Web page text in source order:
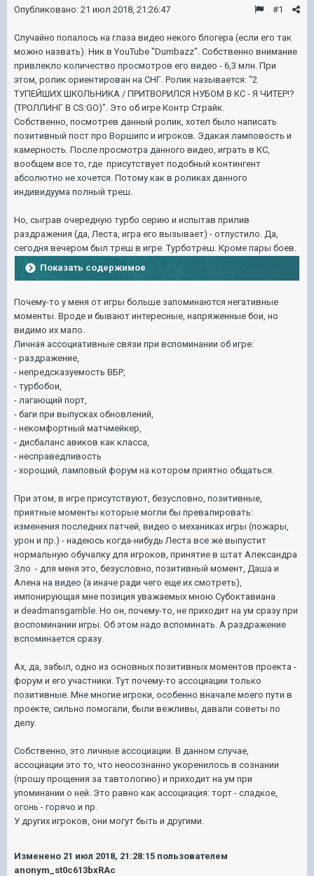
#1
Опубликовано: 21 июл 2018, 21:26:47
Случайно попалось на глаза видео некого блогера (если его так
можно назвать). Ник в YouTube "Dumbazz". Собственно внимание
привлекло количество просмотров его видео - 6,3 млн. При
этом, ролик ориентирован на СНГ. Ролик называется: "2
ТУПЕЙШИХ ШКОЛЬНИКА / ПРИТВОРИЛСЯ НУБОМ В КС - Я ЧИТЕР!?
(ТРОЛЛИНГ В CS:GO)". Это об игре Контр Страйк.
Собственно, посмотрев данный ролик, хотел было написать
позитивный пост про Воршипс и игроков. Эдакая ламповость и
камерность. После просмотра данного видео, играть в КС,
вообщем все то, где присутствует подобный контингент
абсолютно не хочется. Потому как в роликах данного
индивидуума полный треш.
Но, сыграв очередную турбо серию и испытав прилив
раздражения (да, Леста, игра его вызывает) - отпустило. Да,
сегодня вечером был треш в игре. Турботреш. Кроме пары боев.
Показать содержимое
Почему-то у меня от игры больше запоминаются негативные
моменты. Вроде и бывают интересные, напряженные бои, но
видимо их мало.
Личная ассоциативные связи при вспоминании об игре:
- раздражение,
- непредсказуемость ВБР,
- турбобои,
- лагающий порт,
- баги при выпусках обновлений,
- некомфортный матчмейкер,
- дисбаланс авиков как класса,
- несправедливость
- хороший, ламповый форум на котором приятно общаться.
При этом, в игре присутствуют, безусловно, позитивные,
приятные моменты которые могли бы превалировать:
изменения последних патчей, видео о механиках игры (пожары,
урон и пр.) - надеюсь когда-нибудь Леста все же выпустит
нормальную обучалку для игроков, принятие в штат Александра
Зло - для меня это, безусловно, позитивный момент, Даша и
Алена на видео (а иначе ради чего еще их смотреть),
импонирующая мне позиция уважаемых мною Субоктавиана
и deadmansgamble. Но он, почему-то, не приходит на ум сразу при
воспоминании игры. Об этом надо вспоминать. А раздражение
вспоминается сразу.
Ах, да, забыл, одно из основных позитивных моментов проекта -
форум и его участники. Тут почему-то ассоциации только
позитивные. Мне многие игроки, особенно вначале моего пути в
проекте, сильно помогали, были вежливы, давали советы по
делу.
Собственно, это личные ассоциации. В данном случае,
ассоциации это то, что неосознанно укоренилось в сознании
(прошу прощения за тавтологию) и приходит на ум при
упоминании о ней. Это равно как ассоциация: торт - сладкое,
огонь - горячо и пр.
У других игроков, они могут быть и другими.
Изменено 21 июл 2018, 21:28:15 пользователем
anonym_st0c613bxRAc